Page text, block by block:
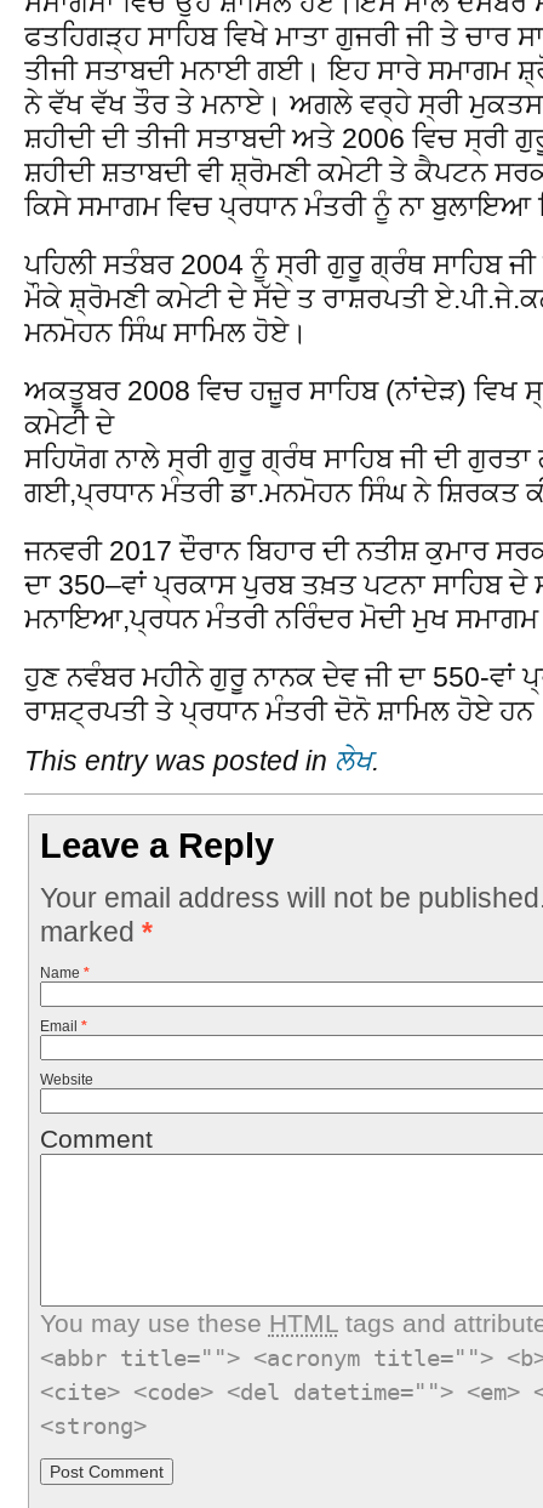
ਫਤਹਿਗੜ੍ਹ ਸਾਹਿਬ ਵਿਖੇ ਮਾਤਾ ਗੁਜਰੀ ਜੀ ਤੇ ਚਾਰ
ਤੀਜੀ ਸਤਾਬਦੀ ਮਨਾਈ ਗਈ। ਇਹ ਸਾਰੇ ਸਮਾਗਮ
ਨੇ ਵੱਖ ਵੱਖ ਤੌਰ ਤੇ ਮਨਾਏ। ਅਗਲੇ ਵਰ੍ਹੇ ਸ੍ਰੀ
ਸ਼ਹੀਦੀ ਦੀ ਤੀਜੀ ਸਤਾਬਦੀ ਅਤੇ 2006 ਵਿਚ ਸ੍ਰੀ
ਸ਼ਹੀਦੀ ਸ਼ਤਾਬਦੀ ਵੀ ਸ਼੍ਰੋਮਣੀ ਕਮੇਟੀ ਤੇ ਕੈਪਟਨ
ਕਿਸੇ ਸਮਾਗਮ ਵਿਚ ਪ੍ਰਧਾਨ ਮੰਤਰੀ ਨੂੰ ਨਾ
ਪਹਿਲੀ ਸਤੰਬਰ 2004 ਨੂੰ ਸ੍ਰੀ ਗੁਰੂ ਗ੍ਰੰਥ ਸਾਹਿਬ
ਮੌਕੇ ਸ਼੍ਰੋਮਣੀ ਕਮੇਟੀ ਦੇ ਸੱਦੇ ਤ ਰਾਸ਼ਰਪਤੀ
ਮਨਮੋਹਨ ਸਿੰਘ ਸਾਮਿਲ ਹੋਏ।
ਅਕਤੂਬਰ 2008 ਵਿਚ ਹਜ਼ੂਰ ਸਾਹਿਬ (ਨਾਂਦੇੜ) ਵਿਖ
ਕਮੇਟੀ ਦੇ
ਸਹਿਯੋਗ ਨਾਲੇ ਸ੍ਰੀ ਗੁਰੂ ਗ੍ਰੰਥ ਸਾਹਿਬ ਜੀ ਦੀ ਗੁਰਤਾ
ਗਈ,ਪ੍ਰਧਾਨ ਮੰਤਰੀ ਡਾ.ਮਨਮੋਹਨ ਸਿੰਘ ਨੇ ਸ਼ਿਰਕਤ
ਜਨਵਰੀ 2017 ਦੌਰਾਨ ਬਿਹਾਰ ਦੀ ਨਤੀਸ਼ ਕੁਮਾਰ
ਦਾ 350–ਵਾਂ ਪ੍ਰਕਾਸ ਪੁਰਬ ਤਖ਼ਤ ਪਟਨਾ ਸਾਹਿਬ
ਮਨਾਇਆ,ਪ੍ਰਧਨ ਮੰਤਰੀ ਨਰਿੰਦਰ ਮੋਦੀ ਮੁਖ ਸਮਾਗਮ
ਹੁਣ ਨਵੰਬਰ ਮਹੀਨੇ ਗੁਰੂ ਨਾਨਕ ਦੇਵ ਜੀ ਦਾ 550-
ਰਾਸ਼ਟ੍ਰਪਤੀ ਤੇ ਪ੍ਰਧਾਨ ਮੰਤਰੀ ਦੋਨੋ ਸ਼ਾਮਿਲ ਹੋਏ
This entry was posted in ਲੇਖ.
Leave a Reply
Your email address will not be
marked *
Name *
Email *
Website
Comment
You may use these HTMLtags and
<abbr title=""> <acronym title="">
<cite> <code> <del datetime="">
<strong>